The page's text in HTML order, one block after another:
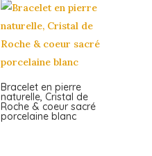
Bracelet en pierre
naturelle, Cristal de
Roche & coeur sacré
porcelaine blanc